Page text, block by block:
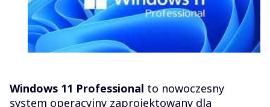
Windows 11 Professional to nowoczesny
system operacyjny zaprojektowany dla